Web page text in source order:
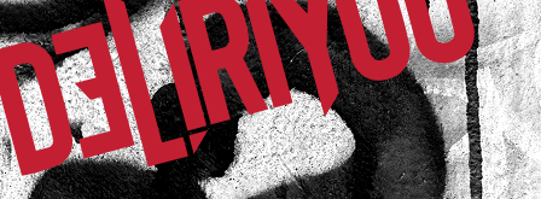
10/05/2026 às 19h46
Itaguaí / RJ
Lindo, estiloso e confortável.